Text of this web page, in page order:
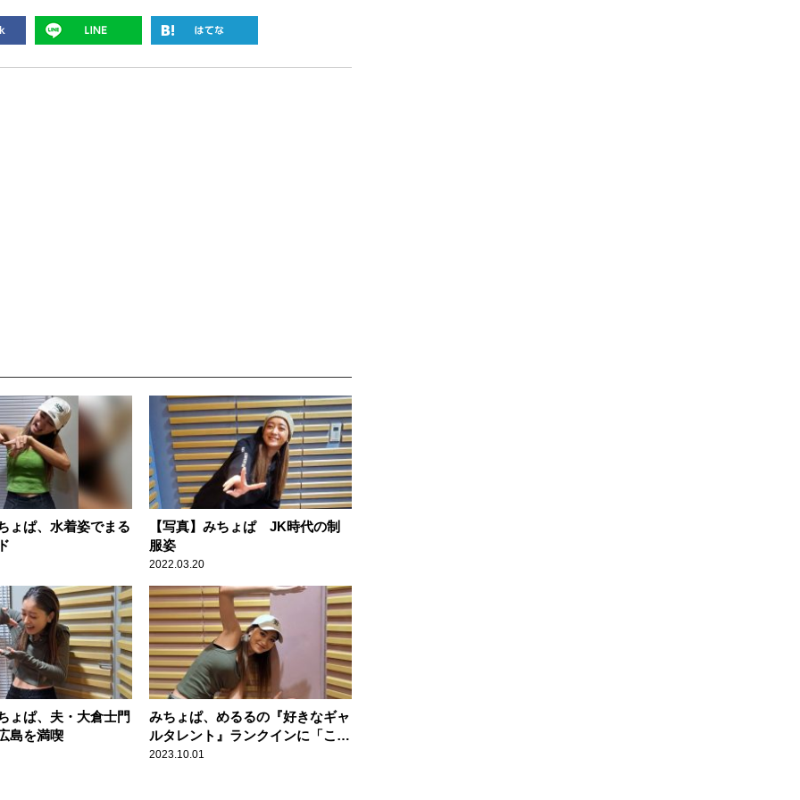
ょぱ、水着姿でまる
【写真】みちょぱ JK時代の制
服姿
2022.03.20
ょぱ、夫・大倉士門
島を満喫
みちょぱ、めるるの『好きなギャ
ルタレント』ランクインに「ここ
に入れないであげて？」
2023.10.01